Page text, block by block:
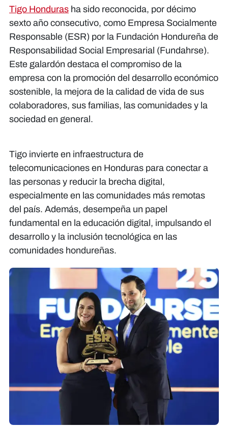
Tigo Honduras ha sido reconocida, por décimo
sexto año consecutivo, como Empresa Socialmente
Responsable (ESR) por la Fundación Hondureña de
Responsabilidad Social Empresarial (Fundahrse).
Este galardón destaca el compromiso de la
empresa con la promoción del desarrollo económico
sostenible, la mejora de la calidad de vida de sus
colaboradores, sus familias, las comunidades y la
sociedad en general.
Tigo invierte en infraestructura de
telecomunicaciones en Honduras para conectar a
las personas y reducir la brecha digital,
especialmente en las comunidades más remotas
del país. Además, desempeña un papel
fundamental en la educación digital, impulsando el
desarrollo y la inclusión tecnológica en las
comunidades hondureñas.